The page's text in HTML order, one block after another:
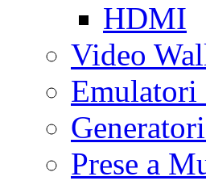
HDMI
Video
Prese a